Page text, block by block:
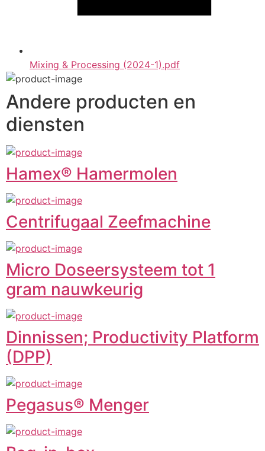
Mixing & Processing (2024-1).pdf
Andere producten en
diensten
Hamex® Hamermolen
Centrifugaal Zeefmachine
Micro Doseersysteem tot 1
gram nauwkeurig
Dinnissen; Productivity Platform
(DPP)
Pegasus® Menger